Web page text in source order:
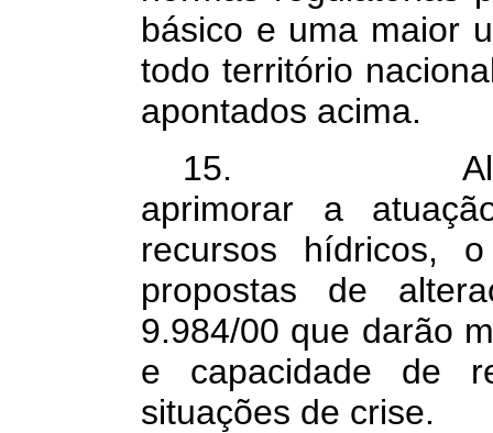
básico e uma maior
todo território
apontados acima.
15. Além
aprimorar a
recursos hídricos,
propostas de
9.984/00 que darão
e capacidade de
situações de crise.